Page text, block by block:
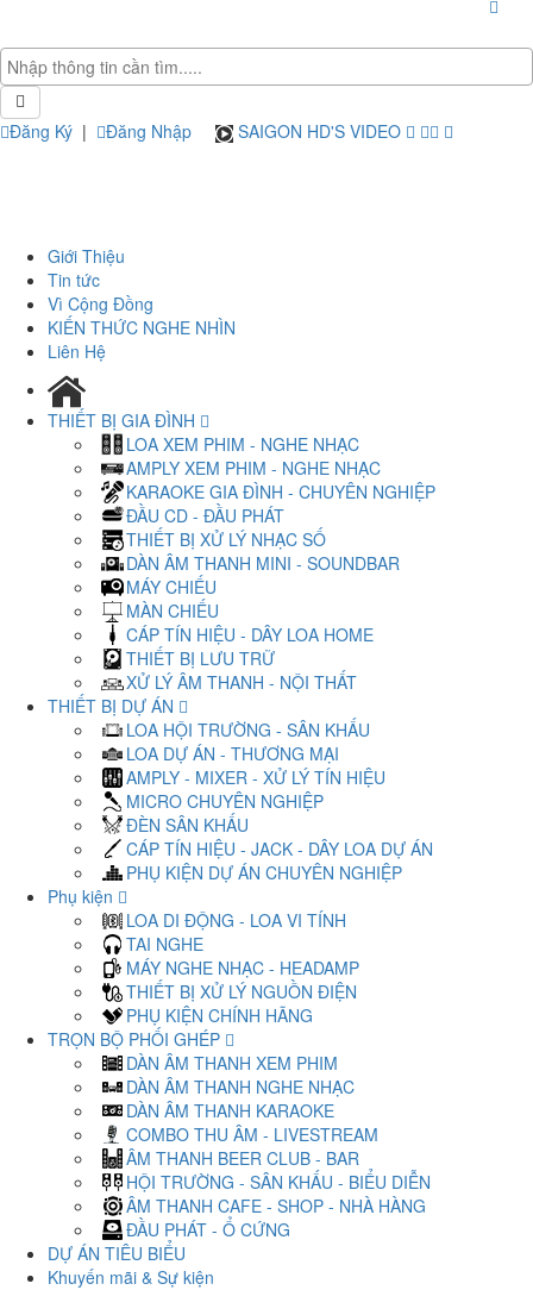
Đăng Ký | Đăng Nhập SAIGON HD'S VIDEO
Giới Thiệu
Tin tức
Vì Cộng Đồng
KIẾN THỨC NGHE NHÌN
Liên Hệ
THIẾT BỊ GIA ĐÌNH
LOA XEM PHIM - NGHE NHẠC
AMPLY XEM PHIM - NGHE NHẠC
KARAOKE GIA ĐÌNH - CHUYÊN NGHIỆP
ĐẦU CD - ĐẦU PHÁT
THIẾT BỊ XỬ LÝ NHẠC SỐ
DÀN ÂM THANH MINI - SOUNDBAR
MÁY CHIẾU
MÀN CHIẾU
CÁP TÍN HIỆU - DÂY LOA HOME
THIẾT BỊ LƯU TRỮ
XỬ LÝ ÂM THANH - NỘI THẤT
THIẾT BỊ DỰ ÁN
LOA HỘI TRƯỜNG - SÂN KHẤU
LOA DỰ ÁN - THƯƠNG MẠI
AMPLY - MIXER - XỬ LÝ TÍN HIỆU
MICRO CHUYÊN NGHIỆP
ĐÈN SÂN KHẤU
CÁP TÍN HIỆU - JACK - DÂY LOA DỰ ÁN
PHỤ KIỆN DỰ ÁN CHUYÊN NGHIỆP
Phụ kiện
LOA DI ĐỘNG - LOA VI TÍNH
TAI NGHE
MÁY NGHE NHẠC - HEADAMP
THIẾT BỊ XỬ LÝ NGUỒN ĐIỆN
PHỤ KIỆN CHÍNH HÃNG
TRỌN BỘ PHỐI GHÉP
DÀN ÂM THANH XEM PHIM
DÀN ÂM THANH NGHE NHẠC
DÀN ÂM THANH KARAOKE
COMBO THU ÂM - LIVESTREAM
ÂM THANH BEER CLUB - BAR
HỘI TRƯỜNG - SÂN KHẤU - BIỂU DIỄN
ÂM THANH CAFE - SHOP - NHÀ HÀNG
ĐẦU PHÁT - Ổ CỨNG
DỰ ÁN TIÊU BIỂU
Khuyến mãi & Sự kiện